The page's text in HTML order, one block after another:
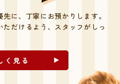
に、丁寧にお預かりします。
だけるよう、スタッフがしっ
く見る